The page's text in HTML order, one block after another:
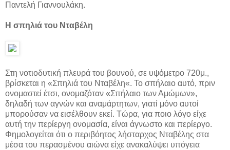
Παντελή Γιαννουλάκη.
Η σπηλιά του Νταβέλη
Στη νοτιοδυτική πλευρά του βουνού, σε υψόμετρο 720μ.,
βρίσκεται η «Σπηλιά του Νταβέλη«. Το σπήλαιο αυτό, πριν
ονομαστεί έτσι, ονομαζόταν «Σπήλαιο των Αμώμων»,
δηλαδή των αγνών και αναμάρτητων, γιατί μόνο αυτοί
μπορούσαν να εισέλθουν εκεί. Τώρα, για ποιο λόγο είχε
αυτή την περίεργη ονομασία, είναι άγνωστο και περίεργο.
Φημολογείται ότι ο περιβόητος λήσταρχος Νταβέλης στα
μέσα του περασμένου αιώνα είχε ανακαλύψει υπόγεια